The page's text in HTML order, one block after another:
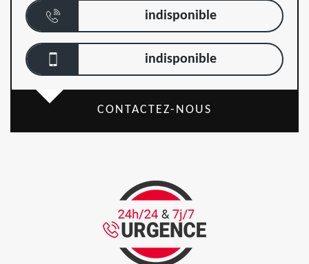
indisponible
indisponible
CONTACTEZ-NOUS